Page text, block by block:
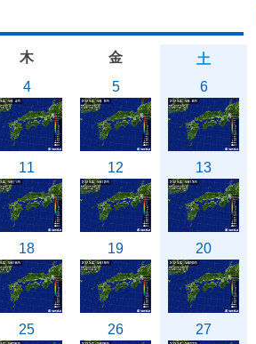
木 金
土
4 5 6
11 12 13
18 19 20
25 26 27